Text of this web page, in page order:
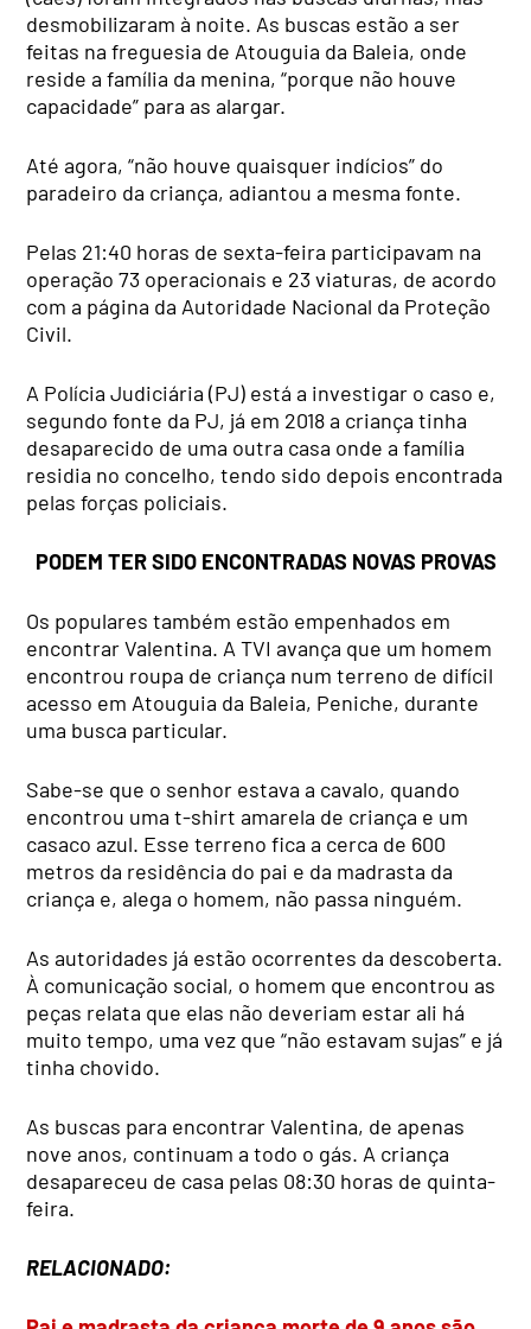
desmobilizaram à noite. As buscas estão a ser
feitas na freguesia de Atouguia da Baleia, onde
reside a família da menina, “porque não houve
capacidade” para as alargar.
Até agora, “não houve quaisquer indícios” do
paradeiro da criança, adiantou a mesma fonte.
Pelas 21:40 horas de sexta-feira participavam na
operação 73 operacionais e 23 viaturas, de acordo
com a página da Autoridade Nacional da Proteção
Civil.
A Polícia Judiciária (PJ) está a investigar o caso e,
segundo fonte da PJ, já em 2018 a criança tinha
desaparecido de uma outra casa onde a família
residia no concelho, tendo sido depois encontrada
pelas forças policiais.
PODEM TER SIDO ENCONTRADAS NOVAS PROVAS
Os populares também estão empenhados em
encontrar Valentina. A TVI avança que um homem
encontrou roupa de criança num terreno de difícil
acesso em Atouguia da Baleia, Peniche, durante
uma busca particular.
Sabe-se que o senhor estava a cavalo, quando
encontrou uma t-shirt amarela de criança e um
casaco azul. Esse terreno fica a cerca de 600
metros da residência do pai e da madrasta da
criança e, alega o homem, não passa ninguém.
As autoridades já estão ocorrentes da descoberta.
À comunicação social, o homem que encontrou as
peças relata que elas não deveriam estar ali há
muito tempo, uma vez que “não estavam sujas” e já
tinha chovido.
As buscas para encontrar Valentina, de apenas
nove anos, continuam a todo o gás. A criança
desapareceu de casa pelas 08:30 horas de quinta-
feira.
RELACIONADO: